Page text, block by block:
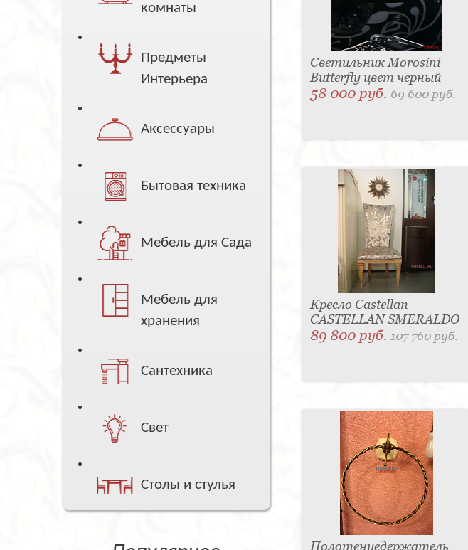
комнаты
Предметы
Интерьера
Аксессуары
Бытовая техника
Мебель для Сада
Мебель для
хранения
Сантехника
Свет
Столы и стулья
Светильник Morosini
Butterfly цвет черный
58 000 руб.69 600 руб.
Кресло Castellan
CASTELLAN SMERALDO
89 800 руб.107 760 руб.
Полотенцедержатель